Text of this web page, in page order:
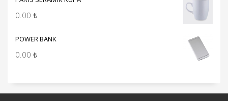
0.00 ₺
POWER BANK
0.00 ₺